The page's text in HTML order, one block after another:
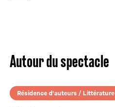
Autour du spectacle
Résidence d'auteurs / Littérature